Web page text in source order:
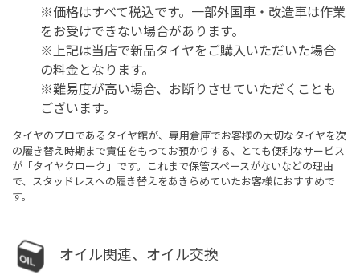
※価格はすべて税込です。一部外国車・改造車は作業
をお受けできない場合があります。
※上記は当店で新品タイヤをご購入いただいた場合
の料金となります。
※難易度が高い場合、お断りさせていただくことも
ございます。
タイヤのプロであるタイヤ館が、専用倉庫でお客様の大切なタイヤを次
の履き替え時期まで責任をもってお預かりする、とても便利なサービス
が「タイヤクローク」です。これまで保管スペースがないなどの理由
で、スタッドレスへの履き替えをあきらめていたお客様におすすめで
す。
オイル関連、オイル交換